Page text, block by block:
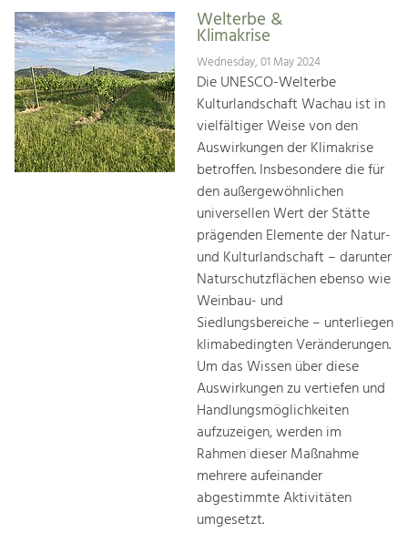
Increase in Regional Value Added.Welterbe &
Klimakrise
Wednesday, 01 May 2024
Die UNESCO-Welterbe
Kulturlandschaft Wachau ist in
vielfältiger Weise von den
Auswirkungen der Klimakrise
betroffen. Insbesondere die für
den außergewöhnlichen
universellen Wert der Stätte
prägenden Elemente der Natur-
und Kulturlandschaft – darunter
Naturschutzflächen ebenso wie
Weinbau- und
Siedlungsbereiche – unterliegen
klimabedingten Veränderungen.
Um das Wissen über diese
Auswirkungen zu vertiefen und
Handlungsmöglichkeiten
aufzuzeigen, werden im
Rahmen dieser Maßnahme
mehrere aufeinander
abgestimmte Aktivitäten
umgesetzt.